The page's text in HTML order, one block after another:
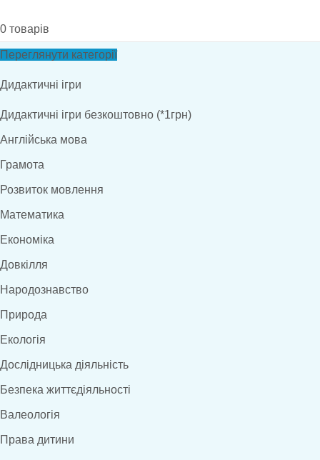
0 товарів
Переглянути категорії
Дидактичні ігри
Дидактичні ігри безкоштовно (*1грн)
Англійська мова
Грамота
Розвиток мовлення
Математика
Економіка
Довкілля
Народознавство
Природа
Екологія
Дослідницька діяльність
Безпека життєдіяльності
Валеологія
Права дитини